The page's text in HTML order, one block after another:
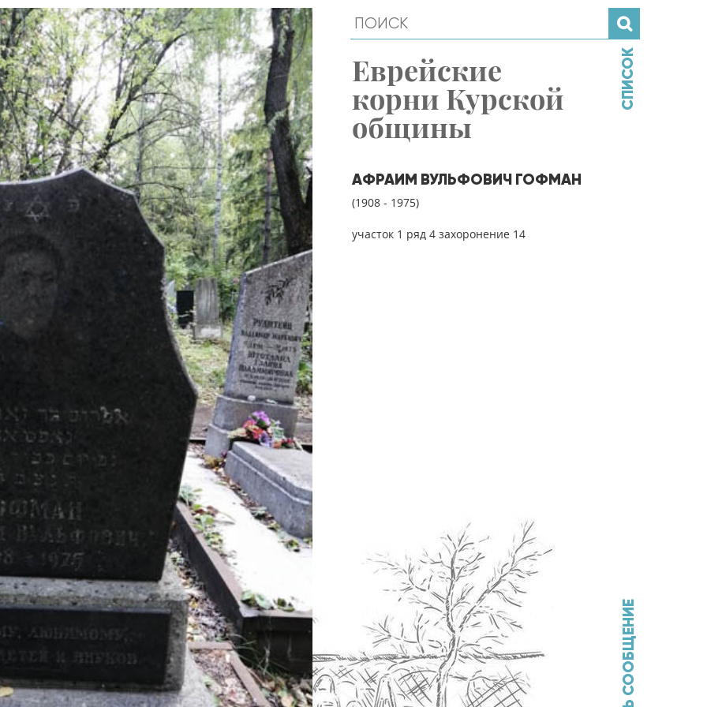
Еврейские
корни Курской
общины
АФРАИМ ВУЛЬФОВИЧ ГОФМАН
(1908 - 1975)
участок 1 ряд 4 захоронение 14
СПИСОК